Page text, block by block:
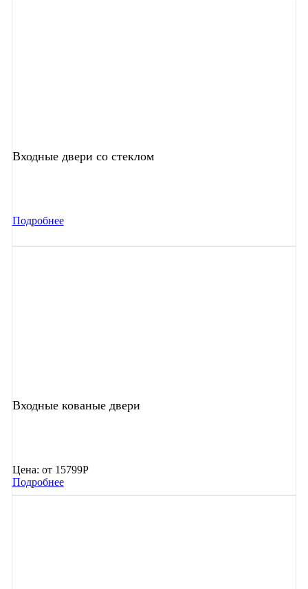
Входные двери со стеклом
Подробнее
Входные кованые двери
Цена: от 15799Р
Подробнее